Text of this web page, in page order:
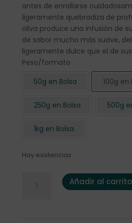
antes de enrollarse
ligeramente quebradiza de
oliva produce una infusión de
de sabor mucho más suave,
ligeramente dulce que el de
Peso/formato
50g en Bolsa
100g en
250g en Bolsa 500g
1kg en Bolsa
Hay existencias
Té Verde Japón Sencha "Fuji"
Añadir al carrito